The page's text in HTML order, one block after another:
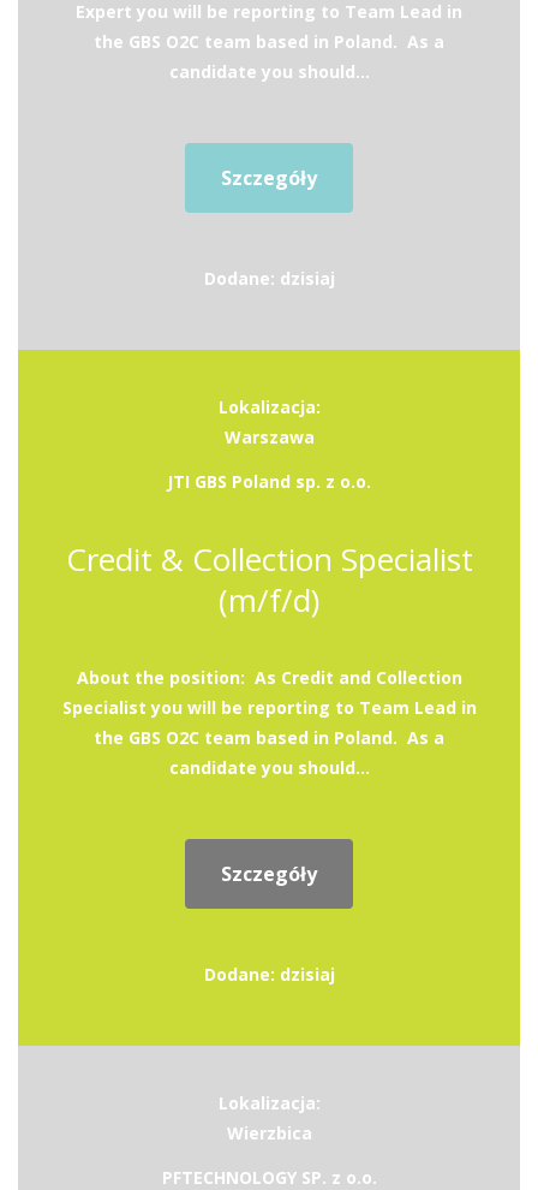
Expert you will be reporting to Team Lead in
the GBS O2C team based in Poland. As a
candidate you should...
Szczegóły
Dodane: dzisiaj
Lokalizacja:
Warszawa
JTI GBS Poland sp. z o.o.
Credit & Collection Specialist
(m/f/d)
About the position: As Credit and Collection
Specialist you will be reporting to Team Lead in
the GBS O2C team based in Poland. As a
candidate you should...
Szczegóły
Dodane: dzisiaj
Lokalizacja:
Wierzbica
PFTECHNOLOGY SP. z o.o.